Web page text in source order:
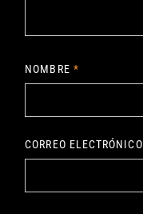
NOMBRE *
CORREO ELECTRÓNICO